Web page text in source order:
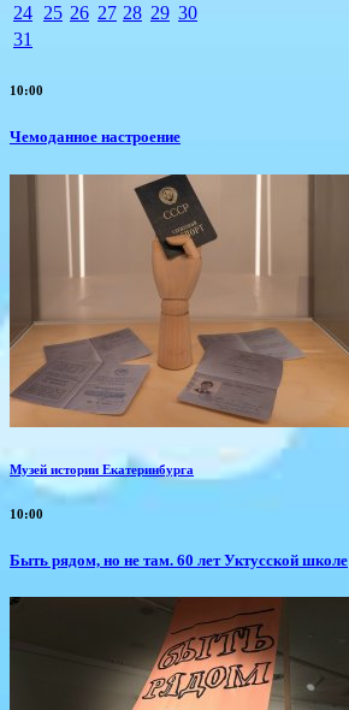
24 25 26 27 28 29 30
31
10:00
Чемоданное настроение
Музей истории Екатеринбурга
10:00
Быть рядом, но не там. 60 лет Уктусской школе